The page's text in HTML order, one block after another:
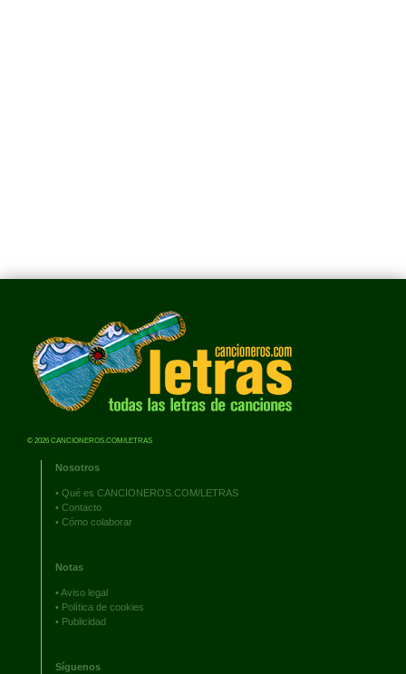
© 2026 CANCIONEROS.COM/LETRAS
Nosotros
• Qué es CANCIONEROS.COM/LETRAS
• Contacto
• Cómo colaborar
Notas
•Aviso legal
• Política de cookies
• Publicidad
Síguenos